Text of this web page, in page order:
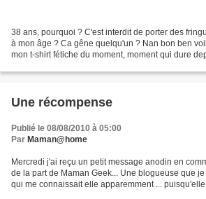
38 ans, pourquoi ? C'est interdit de porter des
à mon âge ? Ca gêne quelqu'un ? Nan bon ben
mon t-shirt fétiche du moment, moment qui dure
Une récompense
Publié le 08/08/2010 à 05:00
Par Maman@home
Mercredi j'ai reçu un petit message anodin en
de la part de Maman Geek... Une blogueuse que
qui me connaissait elle apparemment ...